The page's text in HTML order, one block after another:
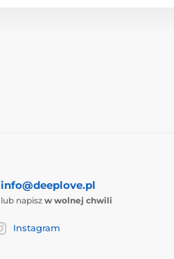
info@deeplove.pl
lub napisz w wolnej chwili
Instagram